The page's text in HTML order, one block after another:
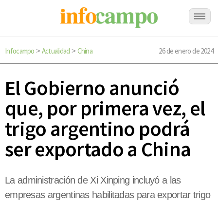
Infocampo > Actualidad > China 26 de enero de 2024
El Gobierno anunció
que, por primera vez, el
trigo argentino podrá
ser exportado a China
La administración de Xi Xinping incluyó a las
empresas argentinas habilitadas para exportar trigo